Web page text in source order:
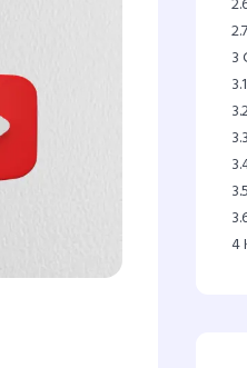
2.7
3
3.1
3.3
3.5
4